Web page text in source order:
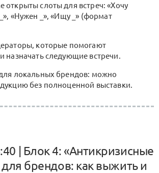
открыты слоты для встреч: «Хочу
«Нужен _», «Ищу _» (формат
которые помогают
назначать следующие встречи.
локальных брендов: можно
без полноценной выставки.
| Блок 4: «Антикризисные
брендов: как выжить и